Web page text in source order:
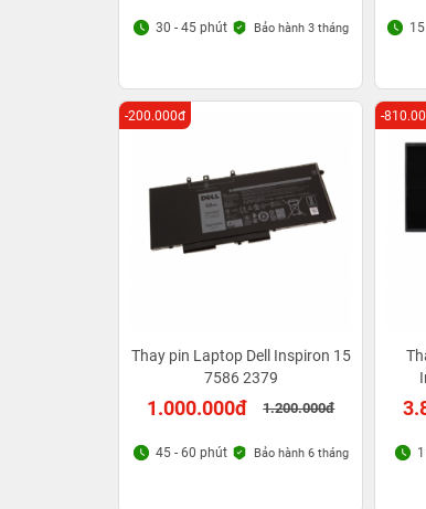
30 - 45 phút Bảo hành 3 tháng
Thay pin Laptop Dell Inspiron 15
7586 2379
1.000.000đ 1.200.000đ
-200.000đ
45 - 60 phút Bảo hành 6 tháng
-